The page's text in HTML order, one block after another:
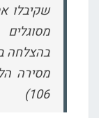
שקיבלו
בהצלחה
מסירה
106)